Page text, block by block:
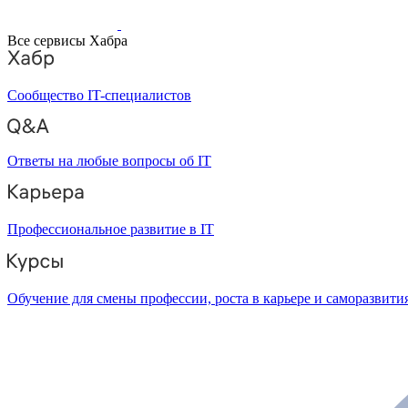
Все сервисы Хабра
Сообщество IT-специалистов
Ответы на любые вопросы об IT
Профессиональное развитие в IT
Обучение для смены профессии, роста в карьере и